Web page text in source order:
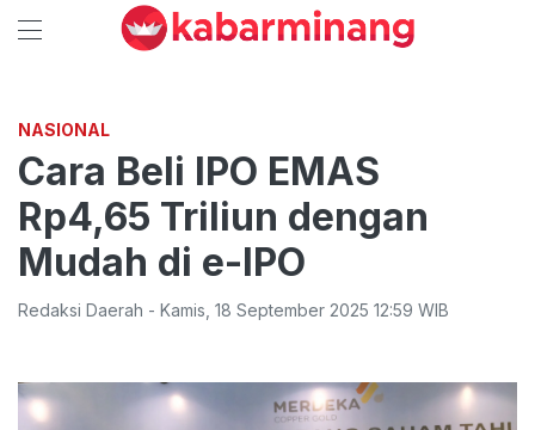
NASIONAL
Cara Beli IPO EMAS
Rp4,65 Triliun dengan
Mudah di e-IPO
Redaksi Daerah - Kamis 18 September 2025 12:59 WIB